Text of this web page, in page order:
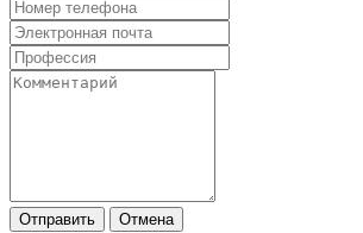
Отправить Отмена